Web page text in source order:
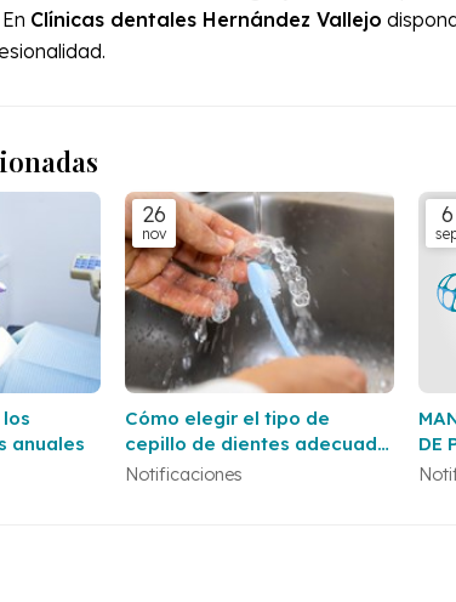
Clínicas dentales Hernández Vallejo
anuales
26
nov
Cómo elegir el tipo de
cepillo de dientes adecuado
según tu salud dental
Notificaciones
6
DE